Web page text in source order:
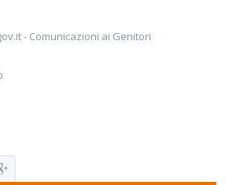
- Comunicazioni ai Genitori